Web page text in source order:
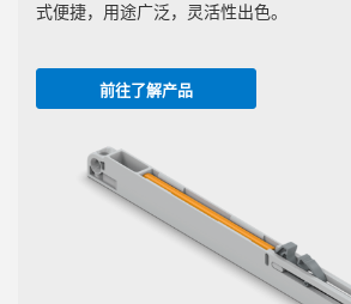
式便捷，用途广泛，灵活性出色。
前往了解产品